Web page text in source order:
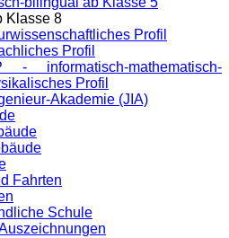
Klasse 8
Profil
Profil
- informatisch-mathematisch-
Profil
Akademie (JIA)
Fahrten
Schule